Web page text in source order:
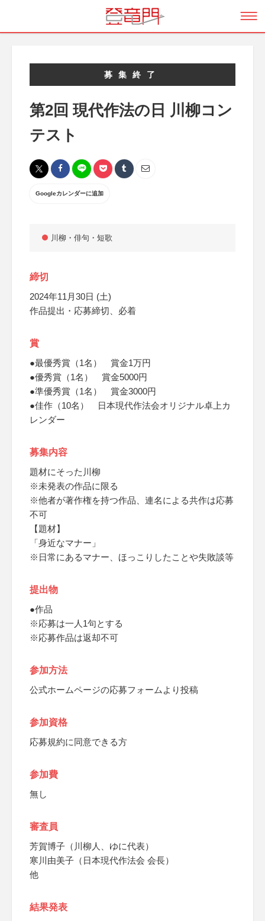
募集終了
第2回 現代作法の日 川柳コン
テスト
Googleカレンダーに追加
川柳・俳句・短歌
締切
2024年11月30日 (土)
作品提出・応募締切、必着
賞
●最優秀賞（1名） 賞金1万円
●優秀賞（1名） 賞金5000円
●準優秀賞（1名） 賞金3000円
●佳作（10名） 日本現代作法会オリジナル卓上カ
レンダー
募集内容
題材にそった川柳
※未発表の作品に限る
※他者が著作権を持つ作品、連名による共作は応募
不可
【題材】
「身近なマナー」
※日常にあるマナー、ほっこりしたことや失敗談等
提出物
●作品
※応募は一人1句とする
※応募作品は返却不可
参加方法
公式ホームページの応募フォームより投稿
参加資格
応募規約に同意できる方
参加費
無し
審査員
芳賀博子（川柳人、ゆに代表）
寒川由美子（日本現代作法会 会長）
他
結果発表